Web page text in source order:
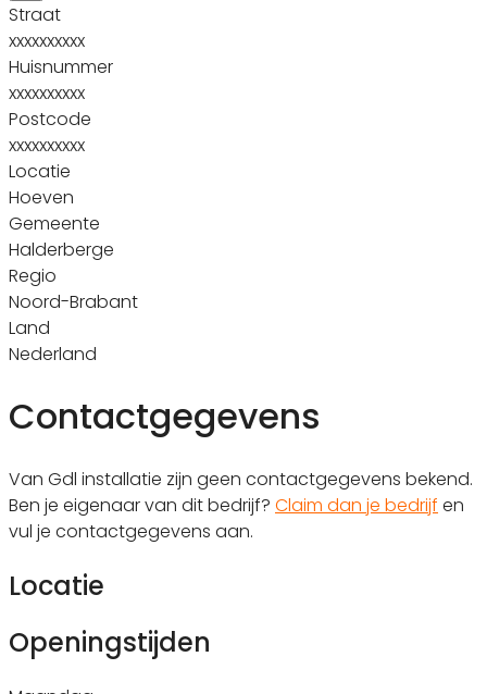
Straat
xxxxxxxxxx
Huisnummer
xxxxxxxxxx
Postcode
xxxxxxxxxx
Locatie
Hoeven
Gemeente
Halderberge
Regio
Noord-Brabant
Land
Nederland
Contactgegevens
Van Gdl installatie zijn geen contactgegevens bekend.
Ben je eigenaar van dit bedrijf? Claim dan je bedrijf en
vul je contactgegevens aan.
Locatie
Openingstijden